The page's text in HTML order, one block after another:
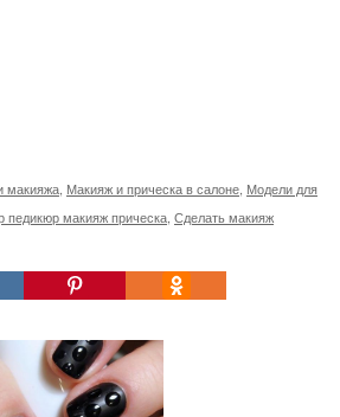
макияжа Макияж и прическа в салоне Модели для
педикюр макияж прическа Сделать макияж